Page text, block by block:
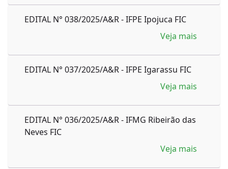
EDITAL N° 038/2025/A&R - IFPE Ipojuca FIC
Veja mais
EDITAL N° 037/2025/A&R - IFPE Igarassu FIC
Veja mais
EDITAL N° 036/2025/A&R - IFMG Ribeirão das
Neves FIC
Veja mais